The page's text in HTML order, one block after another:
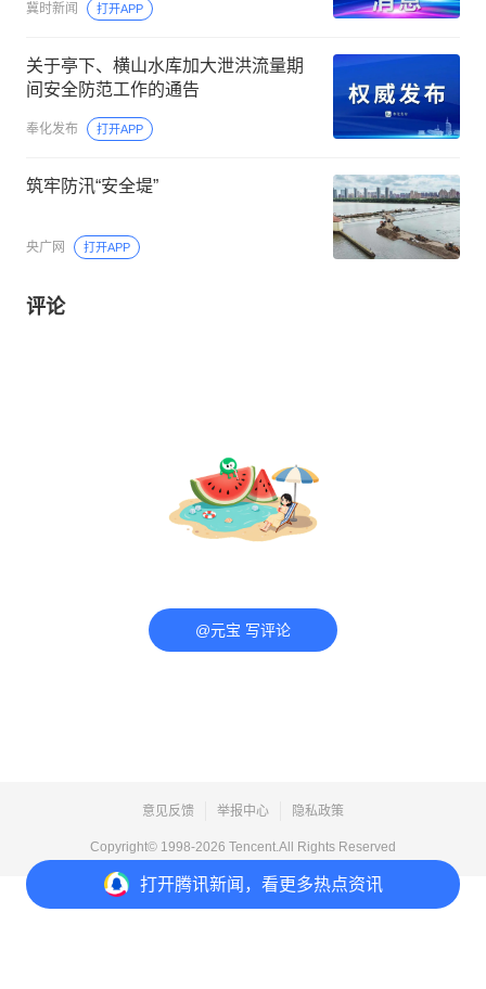
打开腾讯新闻，看更多热点资讯
冀时新闻 打开APP
关于亭下、横山水库加大泄洪流量期
间安全防范工作的通告
奉化发布 打开APP
筑牢防汛“安全堤”
央广网 打开APP
评论
@元宝 写评论
意见反馈 举报中心 隐私政策
Copyright© 1998-2026 Tencent.All Rights Reserved